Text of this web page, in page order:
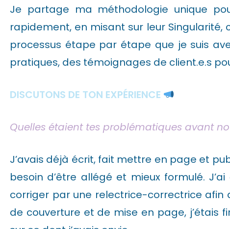
Je partage ma méthodologie unique
rapidement, en misant sur leur Singularité,
processus étape par étape que je suis
pratiques, des témoignages de client.e.s
DISCUTONS DE TON EXPÉRIENCE
Quelles étaient tes problématiques avant
J’avais déjà écrit, fait mettre en page et
besoin d’être allégé et mieux formulé.
corriger par une relectrice-correctrice afin
de couverture et de mise en page, j’étais